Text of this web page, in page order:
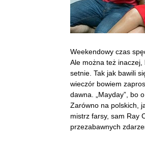
Weekendowy czas
Ale można też
setnie. Tak jak bawili
wieczór bowiem
dawna. „Mayday”, bo
Zarówno na polskich,
mistrz farsy, sam Ray
przezabawnych